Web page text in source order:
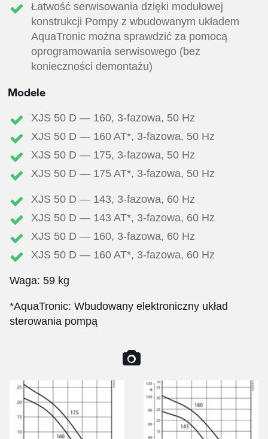
Łatwość serwisowania dzięki modułowej
konstrukcji Pompy z wbudowanym układem
AquaTronic można sprawdzić za pomocą
oprogramowania serwisowego (bez
konieczności demontażu)
Modele
XJS 50 D — 160, 3-fazowa, 50 Hz
XJS 50 D — 160 AT*, 3-fazowa, 50 Hz
XJS 50 D — 175, 3-fazowa, 50 Hz
XJS 50 D — 175 AT*, 3-fazowa, 50 Hz
XJS 50 D — 143, 3-fazowa, 60 Hz
XJS 50 D — 143 AT*, 3-fazowa, 60 Hz
XJS 50 D — 160, 3-fazowa, 60 Hz
XJS 50 D — 160 AT*, 3-fazowa, 60 Hz
Waga: 59 kg
*AquaTronic: Wbudowany elektroniczny układ
sterowania pompą